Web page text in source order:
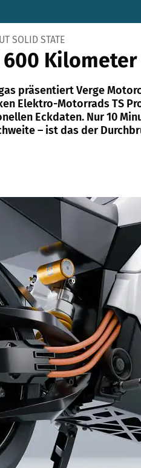
SOLID STATE
Kilometer
präsentiert Verge
Elektro-Motorrads TS
Eckdaten. Nur 10
– ist das der